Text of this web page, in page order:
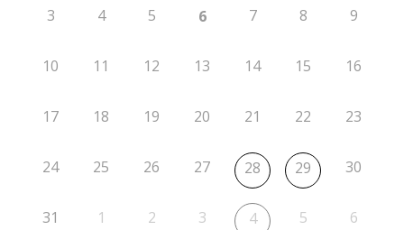
3 4 5 6 7 8 9
10 11 12 13 14 15 16
17 18 19 20 21 22 23
24 25 26 27 28 29 30
31 1 2 3 4 5 6